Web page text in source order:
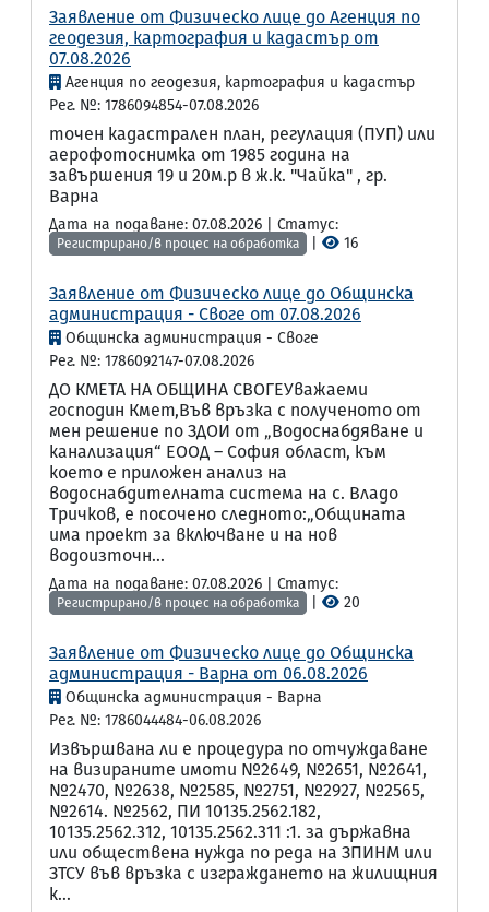
Заявление от Физическо лице до Агенция по
геодезия, картография и кадастър от
07.08.2026
Агенция по геодезия, картография и кадастър
Рег. №: 1786094854-07.08.2026
точен кадастрален план, регулация (ПУП) или
аерофотоснимка от 1985 година на
завършения 19 и 20м.р в ж.к. "Чайка" , гр.
Варна
Дата на подаване: 07.08.2026 | Статус:
Регистрирано/в процес на обработка 16
Заявление от Физическо лице до Общинска
администрация - Своге от 07.08.2026
Общинска администрация - Своге
Рег. №: 1786092147-07.08.2026
ДО КМЕТА НА ОБЩИНА СВОГЕУважаеми
господин Кмет,Във връзка с полученото от
мен решение по ЗДОИ от „Водоснабдяване и
канализация“ ЕООД – София област, към
което е приложен анализ на
водоснабдителната система на с. Владо
Тричков, е посочено следното:„Общината
има проект за включване и на нов
водоизточн...
Дата на подаване: 07.08.2026 | Статус:
Регистрирано/в процес на обработка 20
Заявление от Физическо лице до Общинска
администрация - Варна от 06.08.2026
Общинска администрация - Варна
Рег. №: 1786044484-06.08.2026
Извършвана ли е процедура по отчуждаване
на визираните имоти №2649, №2651, №2641,
№2470, №2638, №2585, №2751, №2927, №2565,
№2614. №2562, ПИ 10135.2562.182,
10135.2562.312, 10135.2562.311 :1. за държавна
или обществена нужда по реда на ЗПИНМ или
ЗТСУ във връзка с изграждането на жилищния
к...